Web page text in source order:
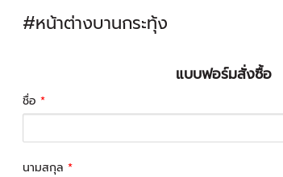
#หน้าต่างบานกระทุ้ง
แบบฟอร์มสั่งซื้อ
ชื่อ *
นามสกุล *